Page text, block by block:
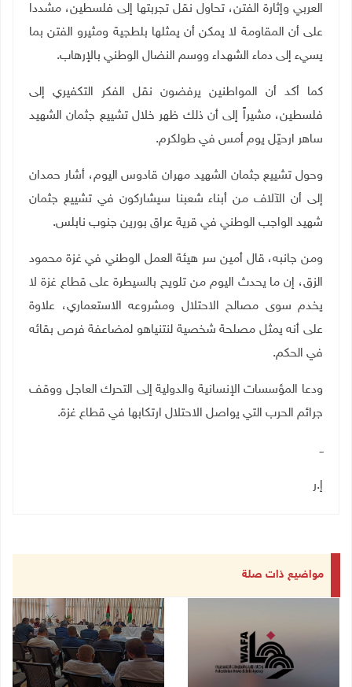
العربي وإثارة الفتن، تحاول نقل تجربتها إلى فلسطين، مشددا
على أن المقاومة لا يمكن أن يمثلها بلطجية ومثيرو الفتن بما
يسيء إلى دماء الشهداء ووسم النضال الوطني بالإرهاب.
كما أكد أن المواطنين يرفضون نقل الفكر التكفيري إلى
فلسطين، مشيراً إلى أن ذلك ظهر خلال تشييع جثمان الشهيد
ساهر ارحيّل يوم أمس في طولكرم.
وحول تشييع جثمان الشهيد مهران قادوس اليوم، أشار حمدان
إلى أن الآلاف من أبناء شعبنا سيشاركون في تشييع جثمان
شهيد الواجب الوطني في قرية عراق بورين جنوب نابلس.
ومن جانبه، قال أمين سر هيئة العمل الوطني في غزة محمود
الزق، إن ما يحدث اليوم من تلويح بالسيطرة على قطاع غزة لا
يخدم سوى مصالح الاحتلال ومشروعه الاستعماري، علاوة
على أنه يمثل مصلحة شخصية لنتنياهو لمضاعفة فرص بقائه
في الحكم.
ودعا المؤسسات الإنسانية والدولية إلى التحرك العاجل ووقف
جرائم الحرب التي يواصل الاحتلال ارتكابها في قطاع غزة.
ــ
إ.ر
مواضيع ذات صلة